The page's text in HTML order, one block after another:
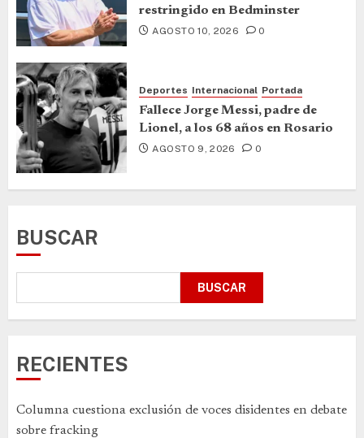
restringido en Bedminster
AGOSTO 10, 2026 0
Deportes Internacional Portada
Fallece Jorge Messi, padre de
Lionel, a los 68 años en Rosario
AGOSTO 9, 2026 0
BUSCAR
BUSCAR
RECIENTES
Columna cuestiona exclusión de voces disidentes en debate
sobre fracking